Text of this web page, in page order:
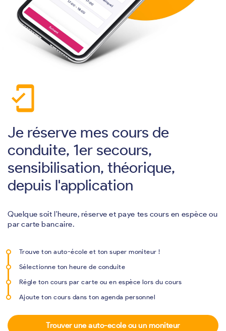
mobile_friendly
Je réserve mes cours de
conduite, 1er secours,
sensibilisation, théorique,
depuis l'application
Quelque soit l'heure, réserve et paye tes cours en espèce ou
par carte bancaire.
Trouve ton auto-école et ton super moniteur !
Sélectionne ton heure de conduite
Régle ton cours par carte ou en espèce lors du cours
Ajoute ton cours dans ton agenda personnel
Trouver une auto-ecole ou un moniteur